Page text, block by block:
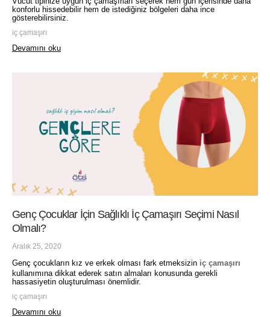
konforlu hissedebilir hem de istediğiniz bölgeleri daha ince
gösterebilirsiniz.
iç çamaşırı
Devamını oku
Genç Çocuklar İçin Sağlıklı İç Çamaşırı Seçimi Nasıl
Olmalı?
Aralık 25, 2020
Genç çocukların kız ve erkek olması fark etmeksizin iç çamaşırı
kullanımına dikkat ederek satın almaları konusunda gerekli
hassasiyetin oluşturulması önemlidir.
iç çamaşırı
Devamını oku